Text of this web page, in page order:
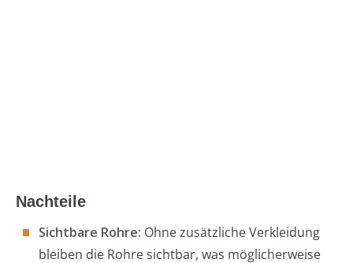
Nachteile
Sichtbare Rohre: Ohne zusätzliche Verkleidung
bleiben die Rohre sichtbar, was möglicherweise